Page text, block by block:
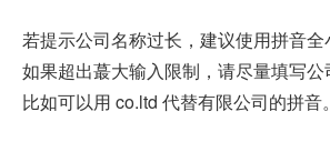
若提示公司名称过长，建议使用拼音
如果超出蕞大输入限制，请尽量填写公
比如可以用 co.ltd 代替有限公司的拼音。